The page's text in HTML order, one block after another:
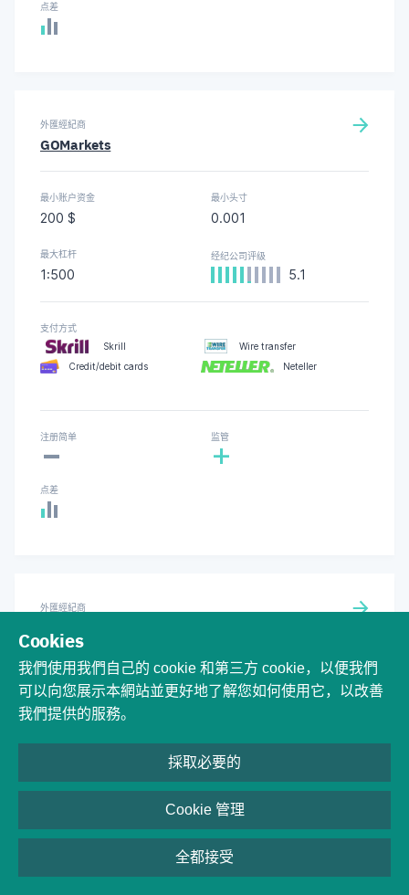
点差
外匯經紀商
GOMarkets
最小账户资金
200 $
最小头寸
0.001
最大杠杆
1:500
经纪公司评级
5.1
支付方式
Skrill
Wire transfer
Credit/debit cards
Neteller
注册简单
- 监管
+
点差
外匯經紀商
50 $ 0.01
Skrill
Wire transfer
Cookies
我們使用我們自己的 cookie 和第三方 cookie，以便我們
可以向您展示本網站並更好地了解您如何使用它，以改善
我們提供的服務。
採取必要的
Cookie 管理
全都接受